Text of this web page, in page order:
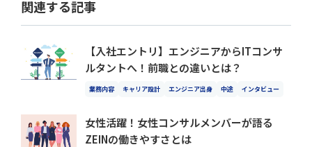
関連する記事
【入社エントリ】エンジニアからITコンサ
ルタントへ！前職との違いとは？
業務内容 キャリア設計 エンジニア出身 中途 インタビュー
女性活躍！女性コンサルメンバーが語る
ZEINの働きやすさとは